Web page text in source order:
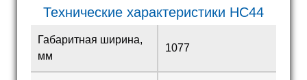
Технические характеристики HC44
Габаритная ширина,
мм
1077